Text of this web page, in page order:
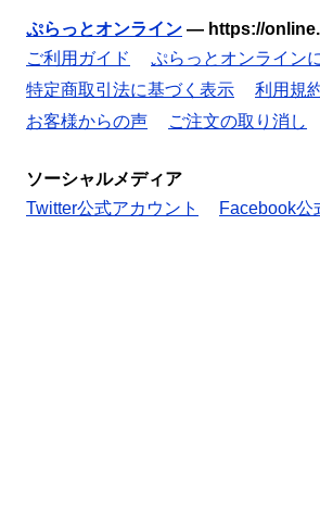
ぷらっとオンライン — https://
ご利用ガイド
ぷらっとオンライン
特定商取引法に基づく表示
利用規
お客様からの声
ご注文の取り消し
ソーシャルメディア
Twitter公式アカウント
Facebook公